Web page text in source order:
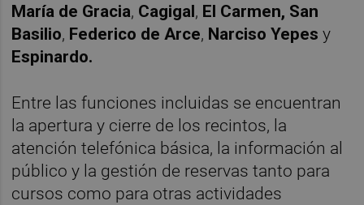
María de Gracia, Cagigal, El Carmen, San
Basilio, Federico de Arce, Narciso Yepes y
Espinardo.
Entre las funciones incluidas se encuentran
la apertura y cierre de los recintos, la
atención telefónica básica, la información al
público y la gestión de reservas tanto para
cursos como para otras actividades